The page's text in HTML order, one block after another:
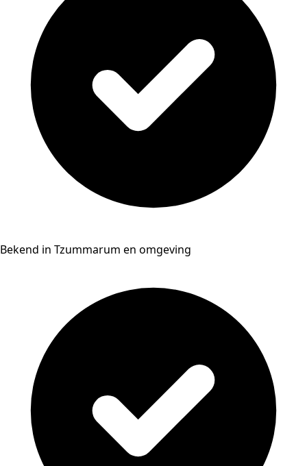
Bekend in Tzummarum en omgeving